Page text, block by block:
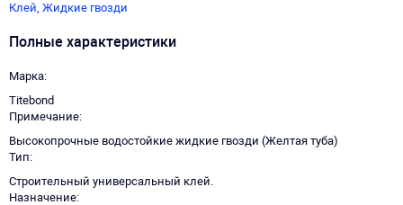
Клей, Жидкие гвозди
Полные характеристики
Марка
Titebond
Примечание
Высокопрочные водостойкие жидкие гвозди (Желтая туба)
Тип
Строительный универсальный клей.
Назначение